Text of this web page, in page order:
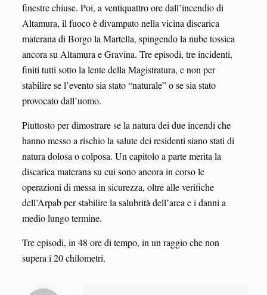
finestre chiuse. Poi, a ventiquattro ore dall’incendio di
Altamura, il fuoco è divampato nella vicina discarica
materana di Borgo la Martella, spingendo la nube tossica
ancora su Altamura e Gravina. Tre episodi, tre incidenti,
finiti tutti sotto la lente della Magistratura, e non per
stabilire se l’evento sia stato “naturale” o se sia stato
provocato dall’uomo.
Piuttosto per dimostrare se la natura dei due incendi che
hanno messo a rischio la salute dei residenti siano stati di
natura dolosa o colposa. Un capitolo a parte merita la
discarica materana su cui sono ancora in corso le
operazioni di messa in sicurezza, oltre alle verifiche
dell’Arpab per stabilire la salubrità dell’area e i danni a
medio lungo termine.
Tre episodi, in 48 ore di tempo, in un raggio che non
supera i 20 chilometri.